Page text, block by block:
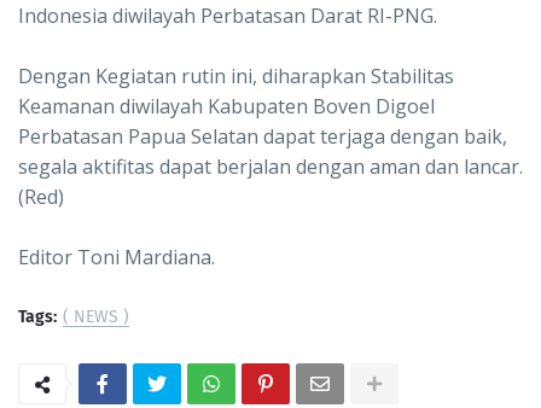
Indonesia diwilayah Perbatasan Darat RI-PNG.
Dengan Kegiatan rutin ini, diharapkan Stabilitas
Keamanan diwilayah Kabupaten Boven Digoel
Perbatasan Papua Selatan dapat terjaga dengan baik,
segala aktifitas dapat berjalan dengan aman dan lancar.
(Red)
Editor Toni Mardiana.
Tags: ( NEWS )